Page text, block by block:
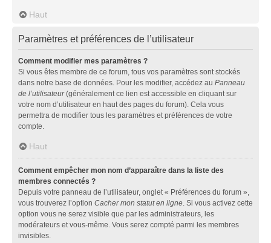
Haut
Paramètres et préférences de l’utilisateur
Comment modifier mes paramètres ?
Si vous êtes membre de ce forum, tous vos paramètres sont stockés
dans notre base de données. Pour les modifier, accédez au Panneau
de l’utilisateur(généralement ce lien est accessible en cliquant sur
votre nom d’utilisateur en haut des pages du forum). Cela vous
permettra de modifier tous les paramètres et préférences de votre
compte.
Haut
Comment empêcher mon nom d’apparaître dans la liste des
membres connectés ?
Depuis votre panneau de l’utilisateur, onglet « Préférences du forum »,
vous trouverez l’option Cacher mon statut en ligne . Si vous activez cette
option vous ne serez visible que par les administrateurs, les
modérateurs et vous-même. Vous serez compté parmi les membres
invisibles.